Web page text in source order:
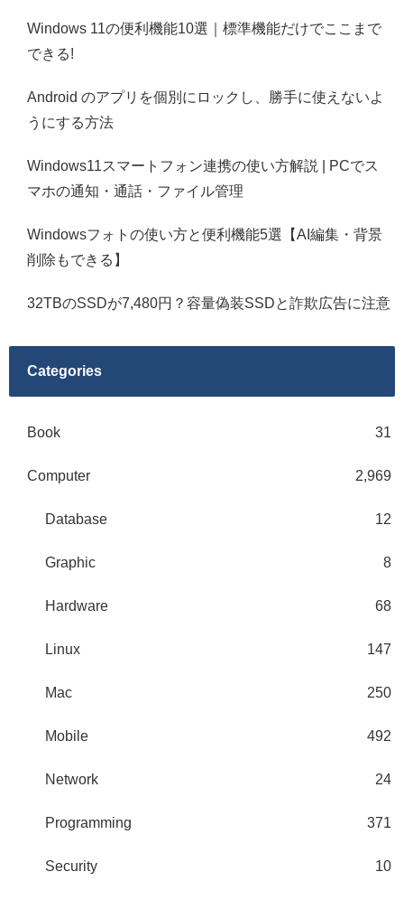
Windows 11の便利機能10選｜標準機能だけでここまで
できる!
Android のアプリを個別にロックし、勝手に使えないよ
うにする方法
Windows11スマートフォン連携の使い方解説 | PCでス
マホの通知・通話・ファイル管理
Windowsフォトの使い方と便利機能5選【AI編集・背景
削除もできる】
32TBのSSDが7,480円？容量偽装SSDと詐欺広告に注意
Categories
Book 31
Computer 2,969
Database 12
Graphic 8
Hardware 68
Linux 147
Mac 250
Mobile 492
Network 24
Programming 371
Security 10